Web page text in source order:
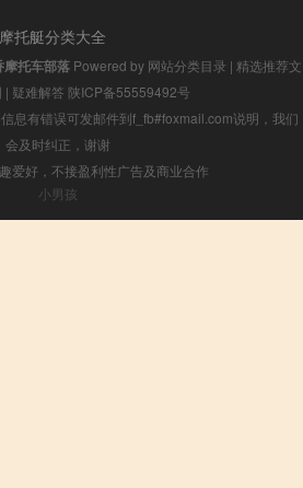
摩托艇分类大全
摩托车部落Powered by 网站分类目录 | 精选推荐文
| 疑难解答 陕ICP备55559492号
息有错误可发邮件到f_fb#foxmail.com说明，我们
会及时纠正，谢谢
爱好，不接盈利性广告及商业合作
小男孩